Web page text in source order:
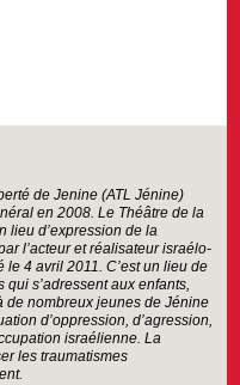
de Jenine (ATL Jénine)
en 2008. Le Théâtre de la
lieu d’expression de la
l’acteur et réalisateur israélo-
4 avril 2011. C’est un lieu de
s’adressent aux enfants,
de nombreux jeunes de Jénine
d’oppression, d’agression,
israélienne. La
les traumatismes